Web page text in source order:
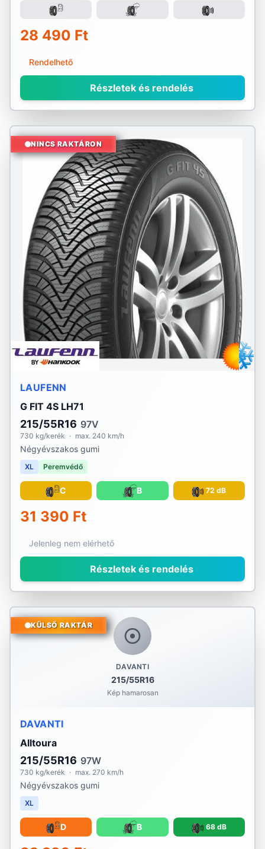
28 490 Ft
Rendelhető
Részletek és rendelés
NINCS RAKTÁRON
LAUFENN
G FIT 4S LH71
215/55R16 97V
730 kg/kerék · max. 240 km/h
Négyévszakos gumi
XL Peremvédő
C B 72 dB
31 390 Ft
Jelenleg nem elérhető
Részletek és rendelés
DAVANTI
215/55R16
Kép hamarosan
KÜLSŐ RAKTÁR
DAVANTI
Alltoura
215/55R16 97W
730 kg/kerék · max. 270 km/h
Négyévszakos gumi
XL
D B 68 dB